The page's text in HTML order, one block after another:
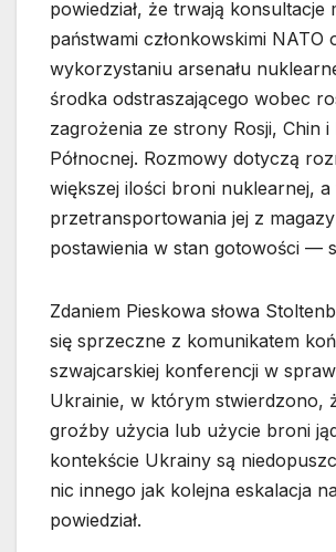
powiedział, że trwają konsultacje
państwami członkowskimi NATO
wykorzystaniu arsenału
środka odstraszającego wobec
zagrożenia ze strony Rosji, Chin i
Północnej. Rozmowy dotyczą
większej ilości broni nuklearnej, a
przetransportowania jej z
postawienia w stan gotowości —
Zdaniem Pieskowa słowa
się sprzeczne z komunikatem
szwajcarskiej konferencji w
Ukrainie, w którym stwierdzono,
groźby użycia lub użycie broni
kontekście Ukrainy są
nic innego jak kolejna eskalacja
powiedział.